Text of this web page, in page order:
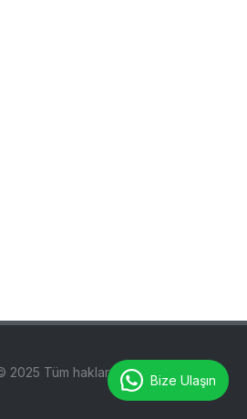
Tüm hakları saklıdır.Bize Ulaşın